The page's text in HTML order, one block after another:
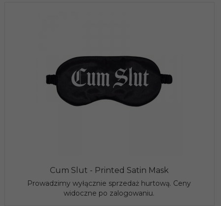
Cum Slut - Printed Satin Mask
Prowadzimy wyłącznie sprzedaż hurtową. Ceny
widoczne po zalogowaniu.